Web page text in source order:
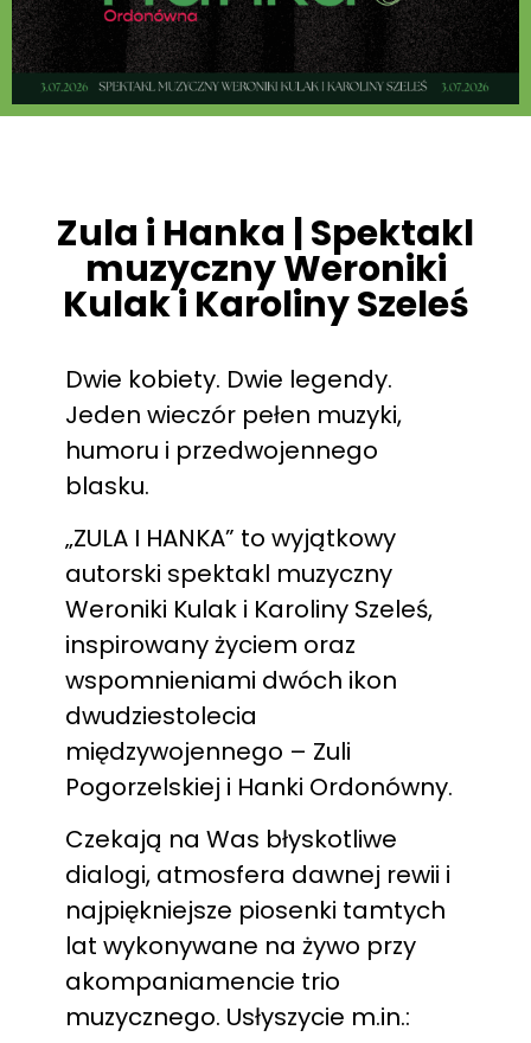
Zula i Hanka | Spektakl
muzyczny Weroniki
Kulak i Karoliny Szeleś
Dwie kobiety. Dwie legendy.
Jeden wieczór pełen muzyki,
humoru i przedwojennego
blasku.
„ZULA I HANKA” to wyjątkowy
autorski spektakl muzyczny
Weroniki Kulak i Karoliny Szeleś,
inspirowany życiem oraz
wspomnieniami dwóch ikon
dwudziestolecia
międzywojennego – Zuli
Pogorzelskiej i Hanki Ordonówny.
Czekają na Was błyskotliwe
dialogi, atmosfera dawnej rewii i
najpiękniejsze piosenki tamtych
lat wykonywane na żywo przy
akompaniamencie trio
muzycznego. Usłyszycie m.in.: